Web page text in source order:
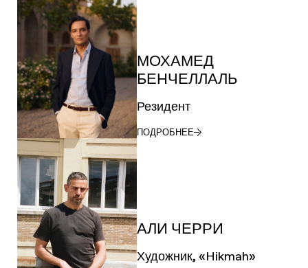
МОХАМЕД
БЕНЧЕЛЛАЛЬ
Резидент
ПОДРОБНЕЕ
АЛИ ЧЕРРИ
Художник, «Hikmah»